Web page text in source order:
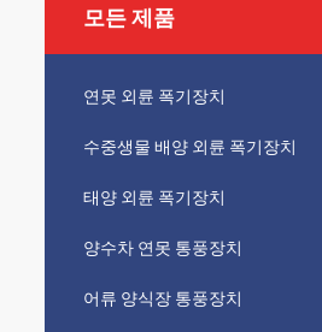
모든 제품
연못 외륜 폭기장치
수중생물 배양 외륜 폭기장치
태양 외륜 폭기장치
양수차 연못 통풍장치
어류 양식장 통풍장치